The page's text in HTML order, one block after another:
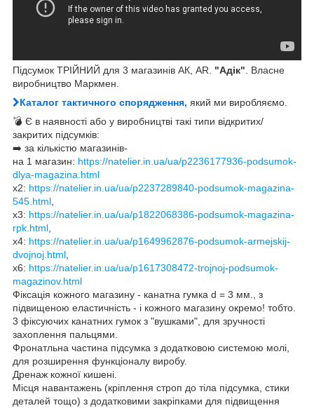
Підсумок ТРІЙНИЙ для 3 магазинів АК, АR. "Адік". Власне
виробництво Маркмен.
Каталог тактичного спорядження, який ми виробляємо.
💣 Є в наявності або у виробництві такі типи відкритих/
закритих підсумків:
➡️ за кількістю магазинів-
на 1 магазин: https://natelier.in.ua/ua/p2236177936-podsumok-
dlya-magazina.html
х2: https://natelier.in.ua/ua/p2237289840-podsumok-magazina-
545.html,
х3: https://natelier.in.ua/ua/p1822068386-podsumok-magazina-
rpk.html,
х4: https://natelier.in.ua/ua/p1649962876-podsumok-armejskij-
dvojnoj.html,
х6: https://natelier.in.ua/ua/p1617308472-trojnoj-podsumok-
magazinov.html
Фіксація кожного магазину - канатна гумка d = 3 мм., з
підвищеною еластичність - і кожного магазину окремо! тобто.
3 фіксуючих канатних гумок з "вушками", для зручності
захоплення пальцями.
Фронатльна частина підсумка з додатковою системою молі,
для розширення функціоналу виробу.
Дренаж кожної кишені.
Місця навантажень (кріплення строп до тіла підсумка, стики
деталей тощо) з додатковими закріпками для підвищення